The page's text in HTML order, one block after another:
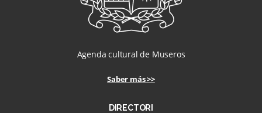
Agenda cultural de Museros
Saber más >>
DIRECTORI